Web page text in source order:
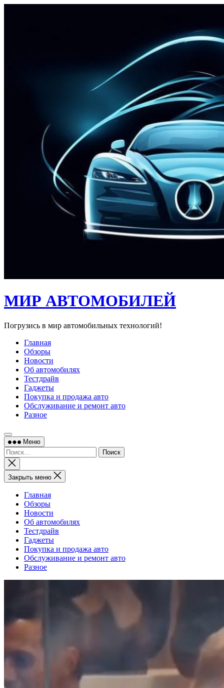
МИР АВТОМОБИЛЕЙ
Погрузись в мир автомобильных технологий!
Главная
Обзоры
Новости
Об автомобилях
Тестдрайв
Гаджеты
Покупка и продажа авто
Обслуживание и ремонт авто
Разное
Меню
Найти:
Закрыть
поиск
Закрыть меню
Главная
Обзоры
Новости
Об автомобилях
Тестдрайв
Гаджеты
Покупка и продажа авто
Обслуживание и ремонт авто
Разное